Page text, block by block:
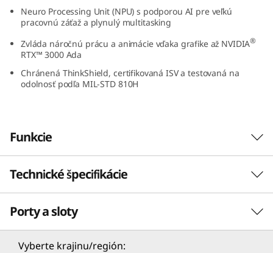
1
6
n
e
l
Neuro Processing Unit (NPU) s podporou AI pre veľkú
pracovnú záťaž a plynulý multitasking
Zvláda náročnú prácu a animácie vďaka grafike až NVIDIA®
RTX™ 3000 Ada
Chránená ThinkShield, certifikovaná ISV a testovaná na
odolnosť podľa MIL-STD 810H
Funkcie
Všestranná pracovná
stanica pre múdru
prácu
Technické špecifikácie
Výkon
Procesor
Porty a sloty
Vyberte krajinu/región: